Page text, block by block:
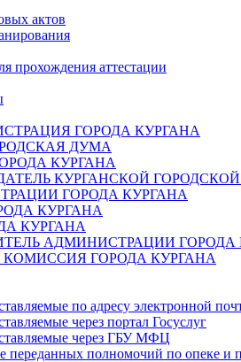
актов
прохождения аттестации
ГОРОДА КУРГАНА
ДУМА
КУРГАНА
КУРГАНСКОЙ
ГОРОДА КУРГАНА
КУРГАНА
КУРГАНА
АДМИНИСТРАЦИИ ГОРОДА
ГОРОДА КУРГАНА
по адресу электронной
через портал Госуслуг
через ГБУ МФЦ
переданных полномочий по опеке и